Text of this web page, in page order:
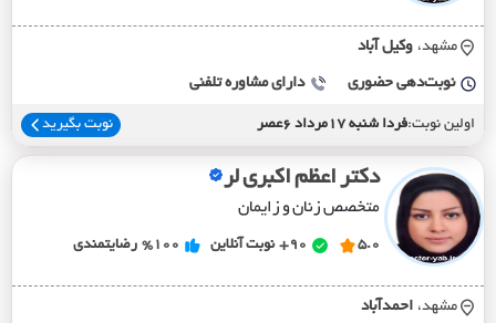
مشهد، وکيل آباد
نوبت‌دهی حضوری دارای مشاوره تلفنی
اولین نوبت:فردا شنبه 17مرداد 6عصر نوبت بگیرید
دکتر اعظم اکبری لر
متخصص زنان و زایمان
5.0
90+ نوبت آنلاین %100 رضایتمندی
مشهد، احمدآباد